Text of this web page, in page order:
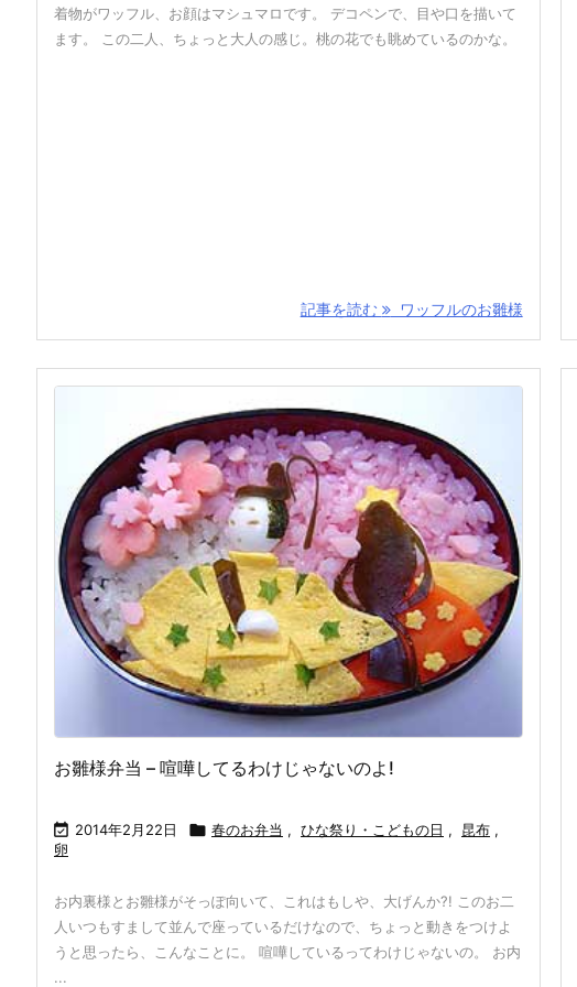
着物がワッフル、お顔はマシュマロです。 デコペンで、目や口を描いて
ます。 この二人、ちょっと大人の感じ。桃の花でも眺めているのかな。
記事を読む ワッフルのお雛様
お雛様弁当 – 喧嘩してるわけじゃないのよ!
 2014年2月22日  春のお弁当 , ひな祭り・こどもの日 , 昆布 ,
卵
お内裏様とお雛様がそっぽ向いて、これはもしや、大げんか?! このお二
人いつもすまして並んで座っているだけなので、ちょっと動きをつけよ
うと思ったら、こんなことに。 喧嘩しているってわけじゃないの。 お内
...